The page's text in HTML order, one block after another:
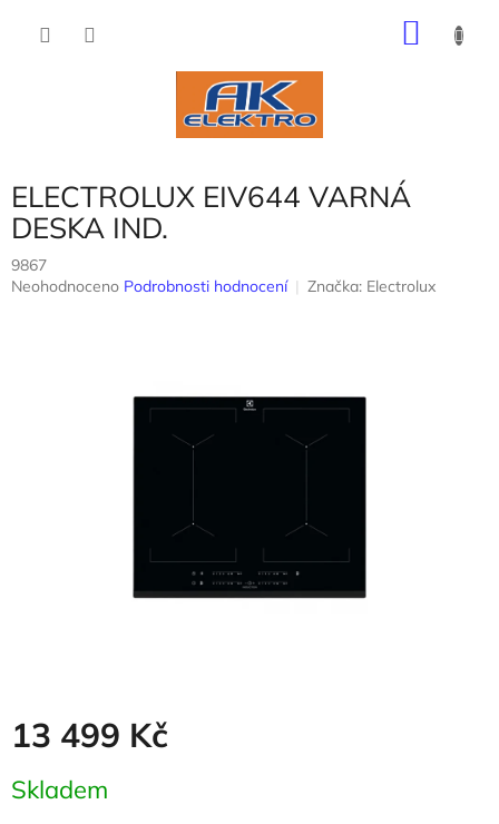
ELECTROLUX EIV644 VARNÁ
DESKA IND.
9867
Průměrné
Neohodnoceno Podrobnosti hodnocení Značka: Electrolux
13 499 Kč
cena:
Skladem